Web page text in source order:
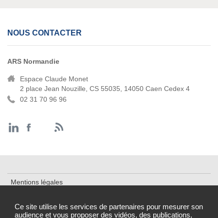
Ce site utilise les services de partenaires pour mesurer son
audience et vous proposer des vidéos, des publications,
NOUS CONTACTER
ARS Normandie
Espace Claude Monet
2 place Jean Nouzille, CS 55035, 14050 Caen Cedex 4
02 31 70 96 96
Mentions légales
Accessibilité : partiellement conforme